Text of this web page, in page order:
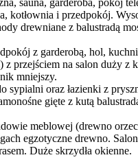
sauna, garderoba, pokój
kotłownia i przedpokój.
drewniane z balustradą
z garderobą, hol,
z przejściem na salon duży z
mniejszy.
sypialni oraz łazienki z
gięte z kutą
meblowej (drewno
egzotyczne drewno.
Duże skrzydła okienne.